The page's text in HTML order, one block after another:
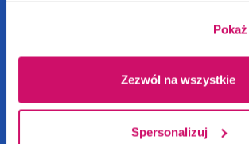
Zezwól na wszystkie
Spersonalizuj